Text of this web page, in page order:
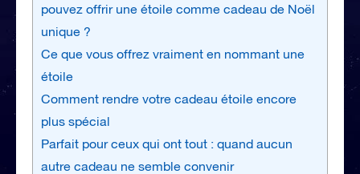
pouvez offrir une étoile comme cadeau de Noël
unique ?
Ce que vous offrez vraiment en nommant une
étoile
Comment rendre votre cadeau étoile encore
plus spécial
Parfait pour ceux qui ont tout : quand aucun
autre cadeau ne semble convenir